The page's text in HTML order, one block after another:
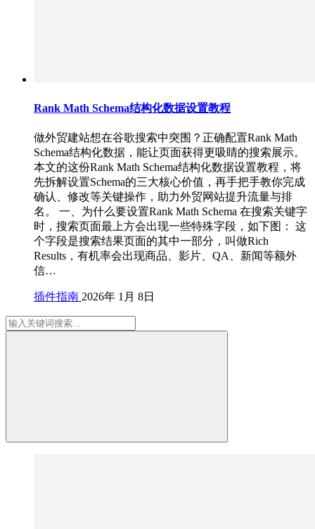
Rank Math Schema结构化数据设置教程
做外贸建站想在谷歌搜索中突围？正确配置Rank Math
Schema结构化数据，能让页面获得更吸睛的搜索展示。
本文的这份Rank Math Schema结构化数据设置教程，将
先拆解设置Schema的三大核心价值，再手把手教你完成
确认、修改等关键操作，助力外贸网站提升流量与排
名。 一、为什么要设置Rank Math Schema 在搜索关键字
时，搜索页面最上方会出现一些特殊字段，如下图： 这
个字段是搜索结果页面的其中一部分，叫做Rich
Results，有机率会出现商品、影片、QA、新闻等额外
信…
插件指南 2026年 1月 8日